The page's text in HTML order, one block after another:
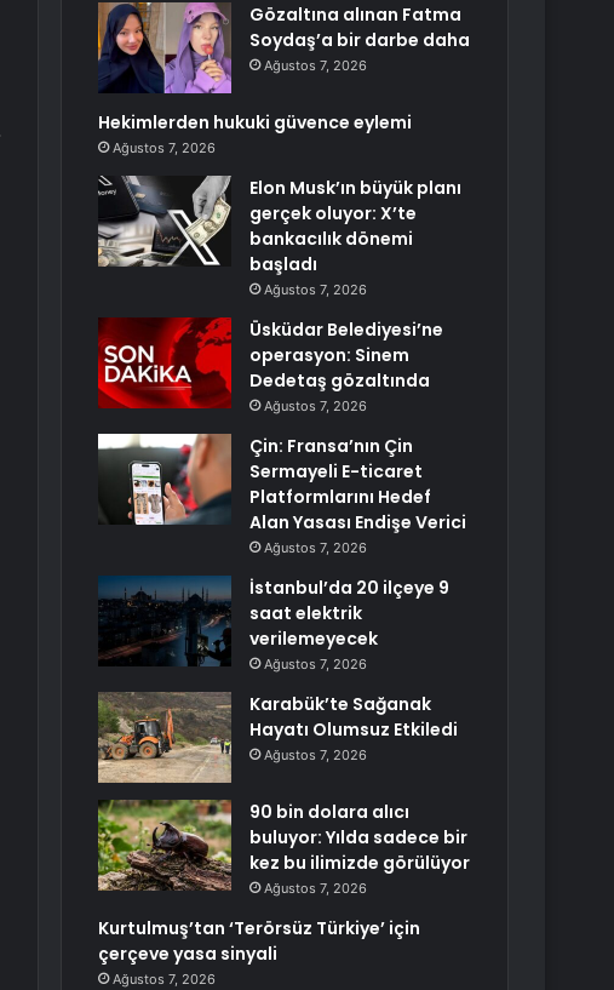
Gözaltına alınan Fatma
Soydaş’a bir darbe daha
Ağustos 7, 2026
Hekimlerden hukuki güvence eylemi
Ağustos 7, 2026
Elon Musk’ın büyük planı
gerçek oluyor: X’te
bankacılık dönemi
başladı
Ağustos 7, 2026
Üsküdar Belediyesi’ne
operasyon: Sinem
Dedetaş gözaltında
Ağustos 7, 2026
Çin: Fransa’nın Çin
Sermayeli E-ticaret
Platformlarını Hedef
Alan Yasası Endişe Verici
Ağustos 7, 2026
İstanbul’da 20 ilçeye 9
saat elektrik
verilemeyecek
Ağustos 7, 2026
Karabük’te Sağanak
Hayatı Olumsuz Etkiledi
Ağustos 7, 2026
90 bin dolara alıcı
buluyor: Yılda sadece bir
kez bu ilimizde görülüyor
Ağustos 7, 2026
Kurtulmuş’tan ‘Terörsüz Türkiye’ için
çerçeve yasa sinyali
Ağustos 7, 2026